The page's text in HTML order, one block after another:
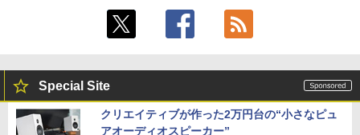
Special Site
クリエイティブが作った2万円台の“小さなピュ
アオーディオスピーカー”